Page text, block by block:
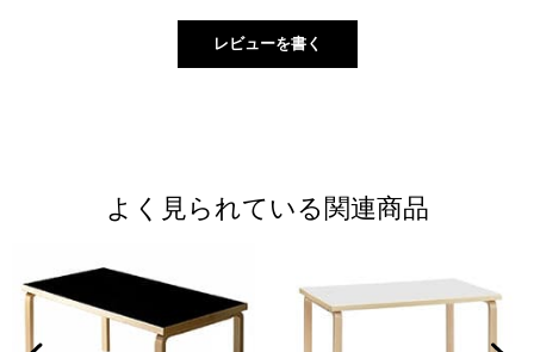
よく見られている関連商品